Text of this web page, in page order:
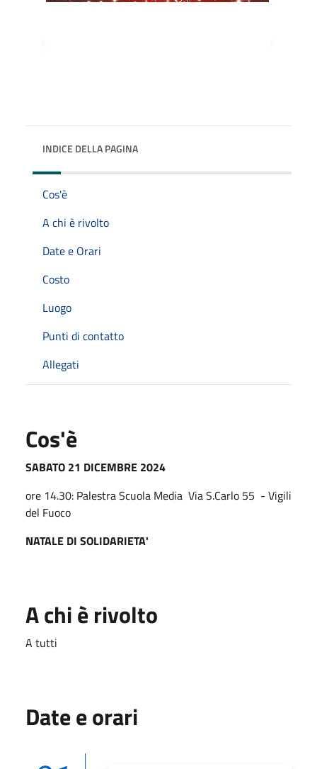
INDICE DELLA PAGINA
Cos'è
A chi è rivolto
Date e Orari
Costo
Luogo
Punti di contatto
Allegati
Cos'è
SABATO 21 DICEMBRE 2024
ore 14.30: Palestra Scuola Media Via S.Carlo 55 - Vigili
del Fuoco
NATALE DI SOLIDARIETA'
A chi è rivolto
A tutti
Date e orari